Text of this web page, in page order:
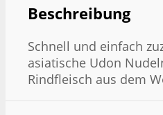
Beschreibung
Schnell und einfach
asiatische Udon
Rindfleisch aus dem